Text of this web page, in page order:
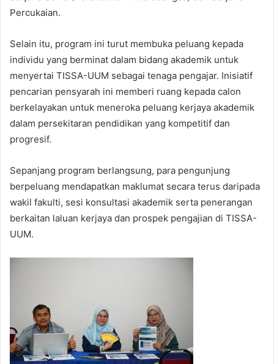
Percukaian.
Selain itu, program ini turut membuka peluang kepada
individu yang berminat dalam bidang akademik untuk
menyertai TISSA-UUM sebagai tenaga pengajar. Inisiatif
pencarian pensyarah ini memberi ruang kepada calon
berkelayakan untuk meneroka peluang kerjaya akademik
dalam persekitaran pendidikan yang kompetitif dan
progresif.
Sepanjang program berlangsung, para pengunjung
berpeluang mendapatkan maklumat secara terus daripada
wakil fakulti, sesi konsultasi akademik serta penerangan
berkaitan laluan kerjaya dan prospek pengajian di TISSA-
UUM.